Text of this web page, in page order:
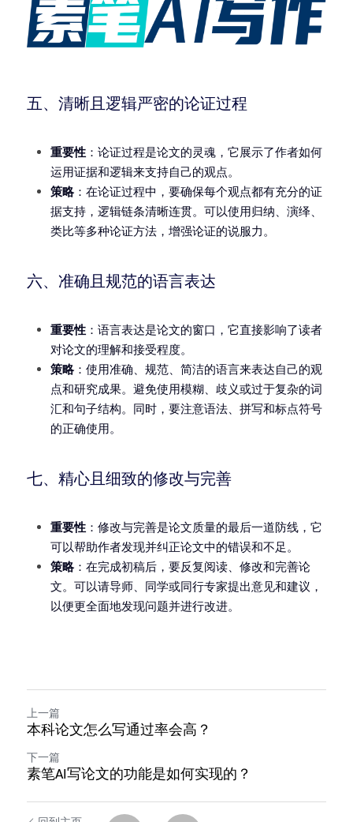
五、清晰且逻辑严密的论证过程
重要性 ：论证过程是论文的灵魂，它展示了作者如何
运用证据和逻辑来支持自己的观点。
策略 ：在论证过程中，要确保每个观点都有充分的证
据支持，逻辑链条清晰连贯。可以使用归纳、演绎、
类比等多种论证方法，增强论证的说服力。
六、准确且规范的语言表达
重要性 ：语言表达是论文的窗口，它直接影响了读者
对论文的理解和接受程度。
策略 ：使用准确、规范、简洁的语言来表达自己的观
点和研究成果。避免使用模糊、歧义或过于复杂的词
汇和句子结构。同时，要注意语法、拼写和标点符号
的正确使用。
七、精心且细致的修改与完善
重要性 ：修改与完善是论文质量的最后一道防线，它
可以帮助作者发现并纠正论文中的错误和不足。
策略 ：在完成初稿后，要反复阅读、修改和完善论
文。可以请导师、同学或同行专家提出意见和建议，
以便更全面地发现问题并进行改进。
上一篇
本科论文怎么写通过率会高？
下一篇
素笔AI写论文的功能是如何实现的？